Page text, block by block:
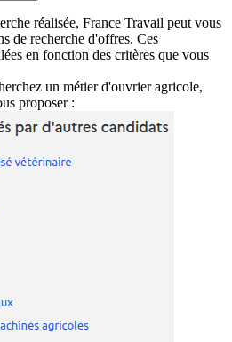
réalisée, France Travail peut vous
de recherche d'offres. Ces
en fonction des critères que vous
un métier d'ouvrier agricole,
proposer :